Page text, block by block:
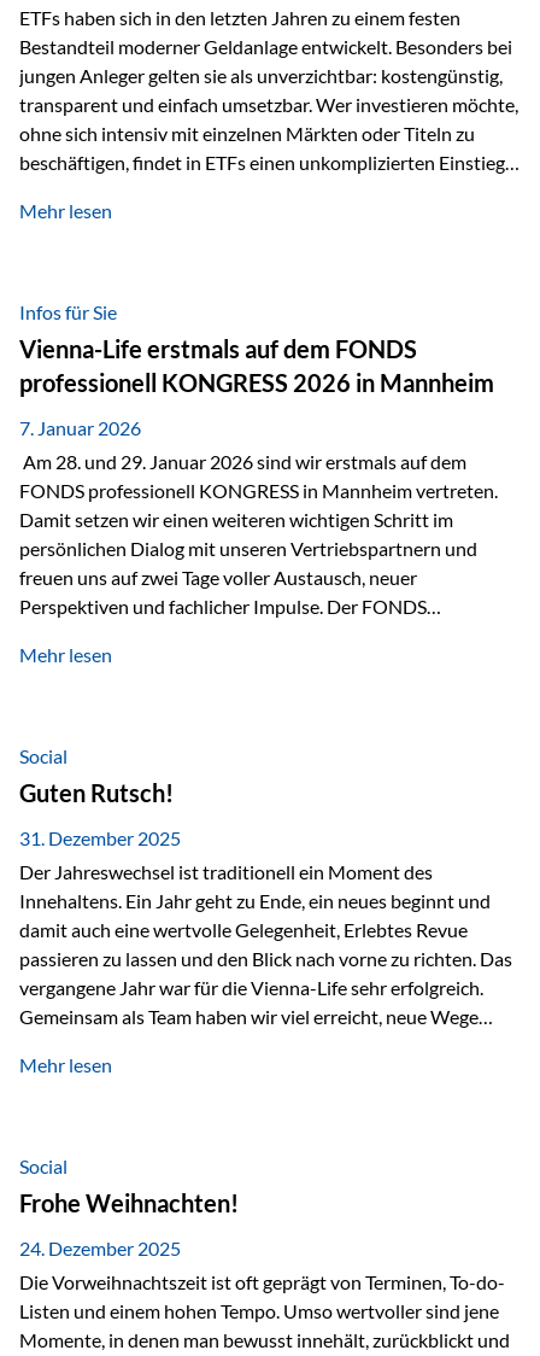
Sicherheitsarchitektur, die auf mehreren Ebenen ansetzt:
Stufe 1: Versicherer-Ebene • Versicherung mit…
ETFs haben sich in den letzten Jahren zu einem festen
Bestandteil moderner Geldanlage entwickelt. Besonders bei
jungen Anleger gelten sie als unverzichtbar: kostengünstig,
transparent und einfach umsetzbar. Wer investieren möchte,
ohne sich intensiv mit einzelnen Märkten oder Titeln zu
beschäftigen, findet in ETFs einen unkomplizierten Einstieg
werden häufig kritisch betrachtet. Sie gelten als teurer,
Beide Ansätze haben ihre Berechtigung und ihre Stärken
entfalten sie oft gerade in Kombination. ETFs: Effizient, breit
gestreut und klar strukturiert…
Mehr lesen
Infos für Sie
Vienna-Life erstmals auf dem FONDS
professionell KONGRESS 2026 in Mannheim
7. Januar 2026
Am 28. und 29. Januar 2026 sind wir erstmals auf dem
FONDS professionell KONGRESS in Mannheim vertreten.
Damit setzen wir einen weiteren wichtigen Schritt im
persönlichen Dialog mit unseren Vertriebspartnern und
freuen uns auf zwei Tage voller Austausch, neuer
Perspektiven und fachlicher Impulse. Der FONDS
Branchentreffen für Finanz- und Versicherungsprofis im
Vermögensstrukturierung und Nachfolgeplanung
gemeinsam zu diskutieren. Persönlich für Sie vor Ort An
beiden Kongresstagen stehen Ihnen Maximilian
Fichtenbauer, Dirk…
Mehr lesen
Social
Guten Rutsch!
31. Dezember 2025
Der Jahreswechsel ist traditionell ein Moment des
Innehaltens. Ein Jahr geht zu Ende, ein neues beginnt und
damit auch eine wertvolle Gelegenheit, Erlebtes Revue
passieren zu lassen und den Blick nach vorne zu richten. Das
vergangene Jahr war für die Vienna-Life sehr erfolgreich.
Gemeinsam als Team haben wir viel erreicht, neue Wege
Veranstaltungen wie der Schnifisschnauf, aber auch unsere
starkes Miteinander ist. Neben diesen gemeinsamen
Erlebnissen konnten wir…
Mehr lesen
Social
Frohe Weihnachten!
24. Dezember 2025
Die Vorweihnachtszeit ist oft geprägt von Terminen, To-do-
Listen und einem hohen Tempo. Umso wertvoller sind jene
Momente, in denen man bewusst innehält, zurückblickt und